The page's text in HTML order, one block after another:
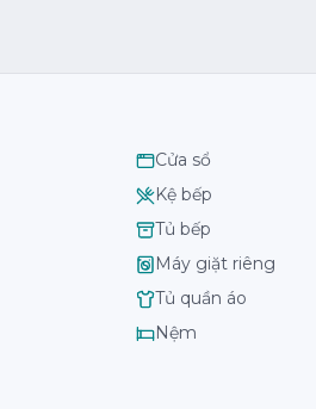
Cửa sổ
Kệ bếp
Tủ bếp
Máy giặt riêng
Tủ quần áo
Nệm